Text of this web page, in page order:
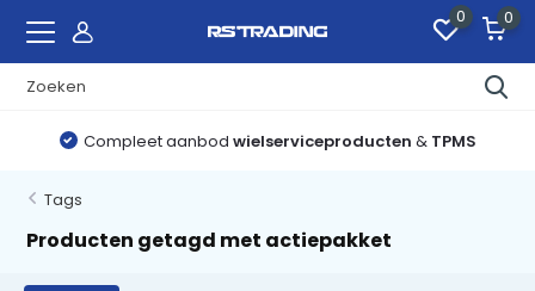
0 0
Compleet aanbod wielserviceproducten & TPMS
Tags
Producten getagd met actiepakket